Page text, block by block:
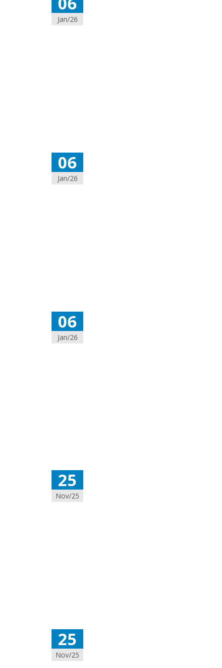
Jan/26
06
Jan/26
06
Jan/26
25
Nov/25
25
Nov/25